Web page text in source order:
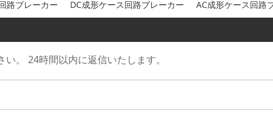
路ブレーカー DC成形ケース回路ブレーカー AC成形ケース回路
。 24時間以内に返信いたします。